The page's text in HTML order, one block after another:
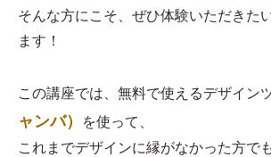
そんな方にこそ、ぜひ体験いただきた
ます！
この講座では、無料で使えるデザイン
ャンバ）
を使って、
これまでデザインに縁がなかった方で